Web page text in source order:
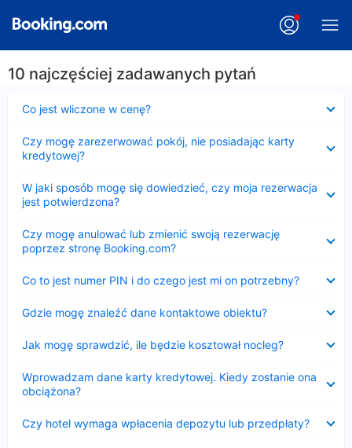
10 najczęściej zadawanych pytań
Co jest wliczone w cenę?
Czy mogę zarezerwować pokój, nie posiadając karty
kredytowej?
W jaki sposób mogę się dowiedzieć, czy moja rezerwacja
jest potwierdzona?
Czy mogę anulować lub zmienić swoją rezerwację
poprzez stronę Booking.com?
Co to jest numer PIN i do czego jest mi on potrzebny?
Gdzie mogę znaleźć dane kontaktowe obiektu?
Jak mogę sprawdzić, ile będzie kosztował nocleg?
Wprowadzam dane karty kredytowej. Kiedy zostanie ona
obciążona?
Czy hotel wymaga wpłacenia depozytu lub przedpłaty?